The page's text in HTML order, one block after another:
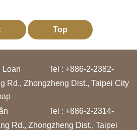
Top
Loan
Tel : +886-2-2382-
Rd., Zhongzheng Dist., Taipei City
Tel : +886-2-2314-
Rd., Zhongzheng Dist., Taipei